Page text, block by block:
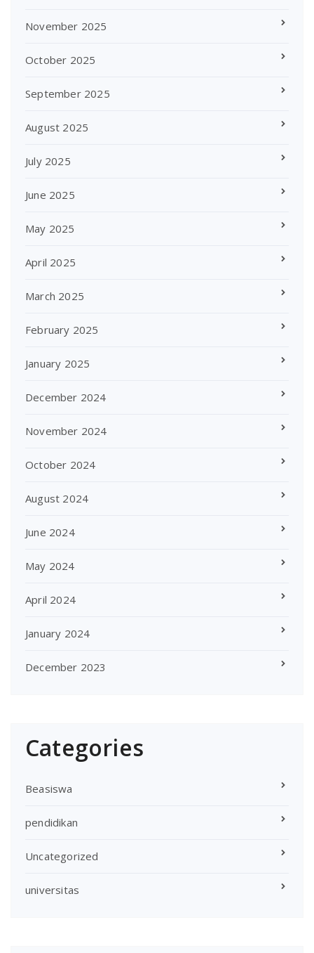
November 2025
October 2025
September 2025
August 2025
July 2025
June 2025
May 2025
April 2025
March 2025
February 2025
January 2025
December 2024
November 2024
October 2024
August 2024
June 2024
May 2024
April 2024
January 2024
December 2023
Categories
Beasiswa
pendidikan
Uncategorized
universitas